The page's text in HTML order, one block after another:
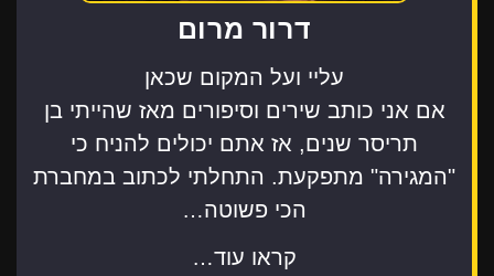
דרור מרום
עליי ועל המקום שכאן
אם אני כותב שירים וסיפורים מאז שהייתי בן
תריסר שנים, אז אתם יכולים להניח כי
"המגירה" מתפקעת. התחלתי לכתוב במחברת
הכי פשוטה…
קראו עוד…